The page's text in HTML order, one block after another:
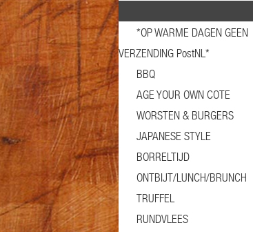
*OP WARME DAGEN GEEN
VERZENDING PostNL*
BBQ
AGE YOUR OWN COTE
WORSTEN & BURGERS
JAPANESE STYLE
BORRELTIJD
ONTBIJT/LUNCH/BRUNCH
TRUFFEL
RUNDVLEES